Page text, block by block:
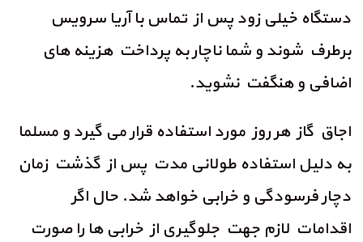
دستگاه خیلی زود پس از تماس با آریا سرویس
برطرف شوند و شما ناچار به پرداخت هزینه های
اضافی و هنگفت نشوید.
اجاق گاز هر روز مورد استفاده قرار می گیرد و مسلما
به دلیل استفاده طولانی مدت پس از گذشت زمان
دچار فرسودگی و خرابی خواهد شد. حال اگر
اقدامات لازم جهت جلوگیری از خرابی ها را صورت